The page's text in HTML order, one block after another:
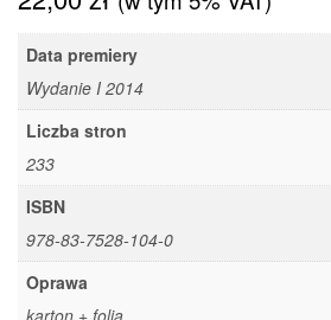
Data premiery
Wydanie I 2014
Liczba stron
233
ISBN
978-83-7528-104-0
Oprawa